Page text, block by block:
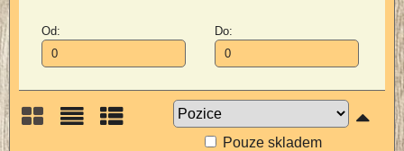
Od: Do:
Pouze skladem